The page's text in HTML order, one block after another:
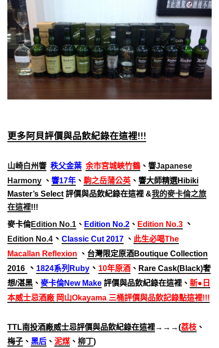
更多阿貝評價與品飲紀錄在這裡!!!
山崎白州響 秩父金葉 余市宮城峽竹鶴 、 響Japanese
Harmony 、 響17年 、 駒之岳蒲公英 、 響大師精選Hibiki
Master’s Select評價與品飲紀錄在這裡 &我的麥卡倫之旅
在這裡!!!
麥卡倫Edition No.1 、 Edition No.2 、 Edition No.3 、
Edition No.4 、 Classic Cut 2017 、 此生必喝The
Macallan Reflexion 、 台灣限定原酒Boutique Collection
2016
、 1824系列Ruby 、 10年原酒 、 Rare Cask(Black)奢
想/湛黑 、 麥卡倫New Make 評價與品飲紀錄在這裡、 新●日
本威士忌酒廠 岡山Okayama 三桶評價與品飲記錄點這裡!!!
TTL南投酒廠威士忌評價與品飲紀錄在這裡→→→(荔枝 、
梅子 、 黑后 、 泥煤 、 柳丁)